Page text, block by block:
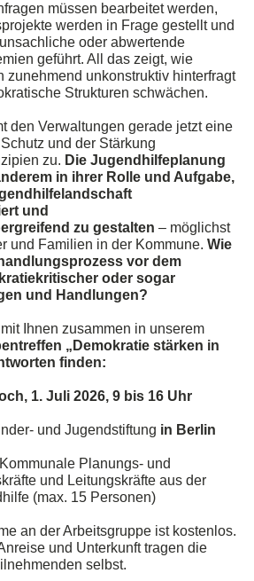
müssen bearbeitet werden,
werden in Frage gestellt und
oder abwertende
geführt. All das zeigt, wie
zunehmend unkonstruktiv hinterfragt
Strukturen schwächen.
den Verwaltungen gerade jetzt eine
und der Stärkung
zu. Die Jugendhilfeplanung
in ihrer Rolle und Aufgabe,
und
zu gestalten – möglichst
und Familien in der Kommune. Wie
vor dem
oder sogar
und Handlungen?
Ihnen zusammen in unserem
„Demokratie stärken in
finden:
1. Juli 2026, 9 bis 16 Uhr
und Jugendstiftung in Berlin
Kommunale Planungs- und
und Leitungskräfte aus der
(max. 15 Personen)
an der Arbeitsgruppe ist kostenlos.
und Unterkunft tragen die
selbst.